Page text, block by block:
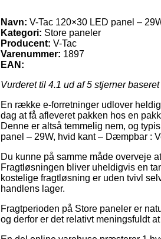
Navn: V-Tac 120×30 LED panel –
Kategori: Store paneler
Producent: V-Tac
Varenummer: 1897
EAN:
Vurderet til 4.1 ud af 5 stjerner baseret
En række e-forretninger udlover
dag at få afleveret pakken hos en
Denne er altså temmelig nem, og
panel – 29W, hvid kant – Dæmpbar :
Du kunne på samme måde overveje
Fragtløsningen bliver uheldigvis en
kostelige fragtløsning er uden tvivl
handlens lager.
Fragtperioden på Store paneler er
og derfor er det relativt meningsfuldt